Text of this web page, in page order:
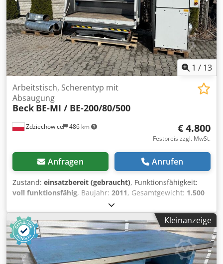
1 / 13
Zdziechowice 486 km
Arbeitstisch, Scherentyp mit
Absaugung
Beck BE-MI / BE-200/80/500
€ 4.800
Festpreis zzgl. MwSt.
Anfragen Anrufen
Zustand: einsatzbereit (gebraucht), Funktionsfähigkeit:
voll funktionsfähig, Baujahr: 2011, Gesamtgewicht: 1.500
, Professioneller Scherenschleiftisch mit integrierter
Rauch- und Staubabsaugung. Wird beim Schleifen,
Polieren, Löten, Schweißen und Reinigen mit
Handwerkzeugen verwendet. Eingebauter Metallvorfilter,
der größere Staubpartikel und Metallspäne abscheidet
und Funken auffängt, damit diese nicht in den Filter
Kleinanzeige